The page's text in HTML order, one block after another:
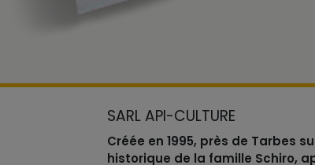
SARL API-CULTURE
Créée en 1995, près de Tarbes
historique de la famille Schiro,